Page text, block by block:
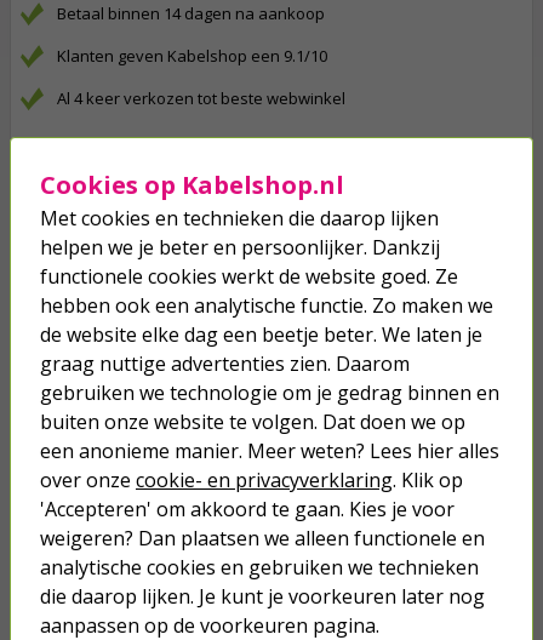
Betaal binnen 14 dagen na aankoop
Klanten geven Kabelshop een 9.1/10
Al 4 keer verkozen tot beste webwinkel
XMVK | Buitenkabel | 25 meter (3x
2.5 mm²)
57,50
XMVK | Buitenkabel | 50 meter (3x
2.5 mm²)
106,95
Perilex stopcontact | Q link
(Opbouw, 16A, Crème)
5,50
Cookies op Kabelshop.nl
Met cookies en technieken die daarop lijken
helpen we je beter en persoonlijker. Dankzij
functionele cookies werkt de website goed. Ze
hebben ook een analytische functie. Zo maken we
de website elke dag een beetje beter. We laten je
graag nuttige advertenties zien. Daarom
gebruiken we technologie om je gedrag binnen en
buiten onze website te volgen. Dat doen we op
een anonieme manier. Meer weten? Lees hier alles
over onze cookie- en privacyverklaring. Klik op
'Accepteren' om akkoord te gaan. Kies je voor
weigeren? Dan plaatsen we alleen functionele en
analytische cookies en gebruiken we technieken
die daarop lijken. Je kunt je voorkeuren later nog
aanpassen op de voorkeuren pagina.